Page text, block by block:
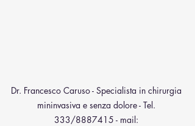
Dr. Francesco Caruso - Specialista in chirurgia
mininvasiva e senza dolore - Tel.
333/8887415 - mail: